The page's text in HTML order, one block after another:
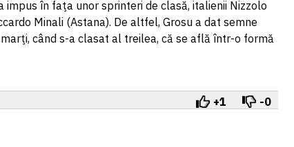
= 0.1048 RON
1 XDR= 5.9383 RON
1 ZAR= 0.2318 RON
impus în faţa unor sprinteri de clasă, italienii Nizzolo
Minali (Astana). De altfel, Grosu a dat semne
când s-a clasat al treilea, că se află într-o formă
+1 -0